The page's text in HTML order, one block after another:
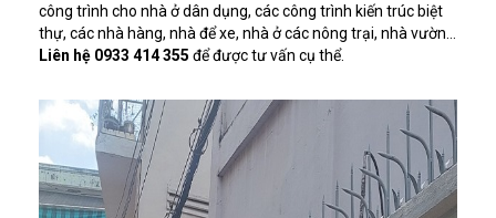
công trình cho nhà ở dân dụng, các công trình kiến trúc biệt
thự, các nhà hàng, nhà để xe, nhà ở các nông trại, nhà vườn…
Liên hệ 0933 414 355 để được tư vấn cụ thể.